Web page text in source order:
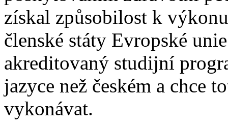
získal způsobilost k
členské státy Evropské
akreditovaný studijní
jazyce než českém a chce
vykonávat.